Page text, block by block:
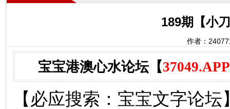
189期【小
作者：
宝宝港澳心水论坛【37049.APP
【必应搜索：宝宝文字论